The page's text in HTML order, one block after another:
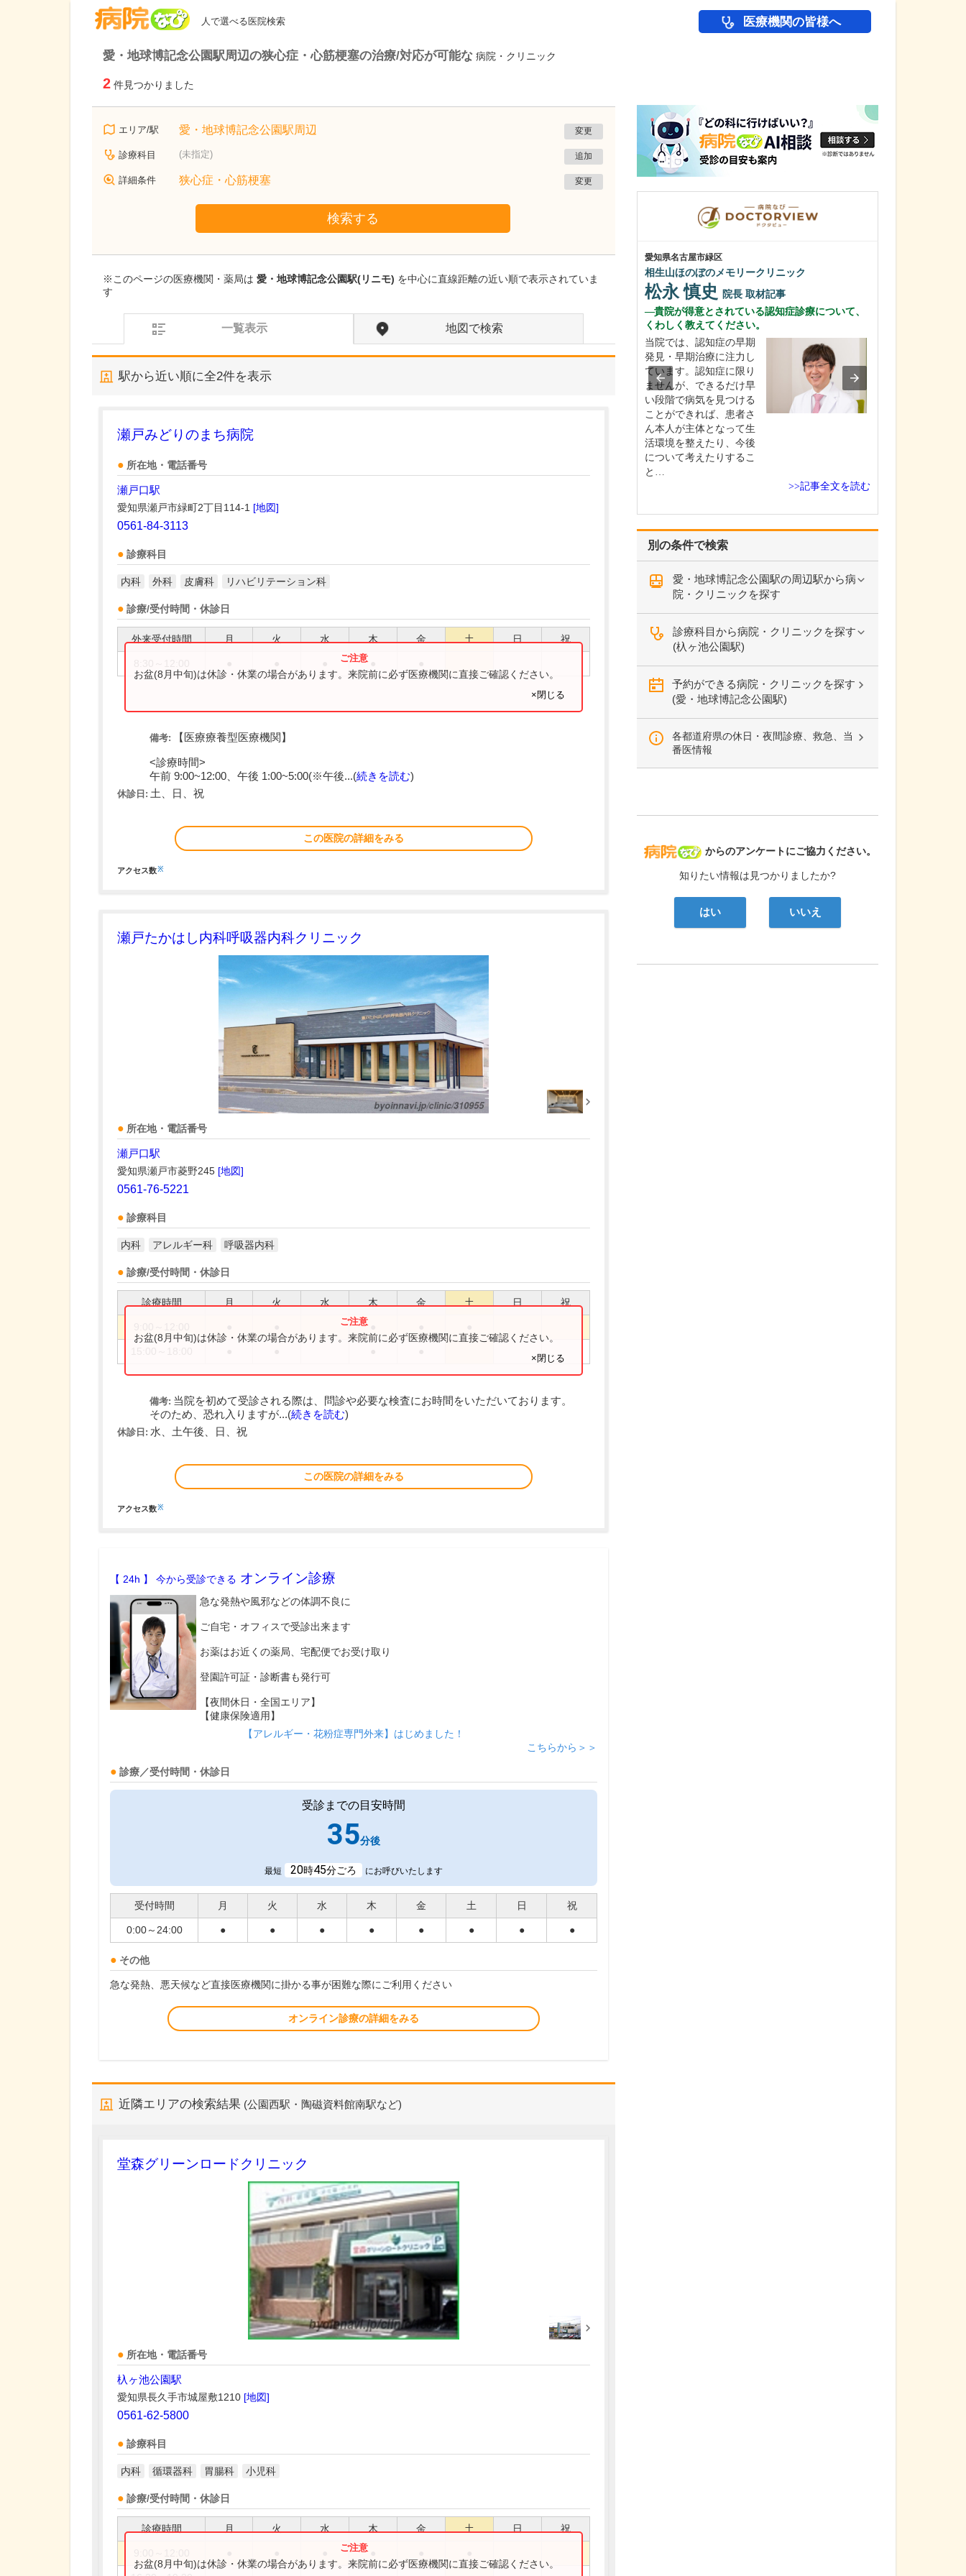
人で選べる医院検索 医療機関の皆様へ
愛・地球博記念公園駅周辺の狭心症・心筋梗塞の治療/対応が可能な 病院・クリニック
2 件見つかりました
エリア/駅 愛・地球博記念公園駅周辺 変更
診療科目 (未指定) 追加
詳細条件 狭心症・心筋梗塞 変更
検索する
※このページの医療機関・薬局は 愛・地球博記念公園駅(リニモ) を中心に直線距離の近い順で表示されていま
す
一覧表示 地図で検索
駅から近い順に全2件を表示
瀬戸みどりのまち病院
所在地・電話番号
瀬戸口駅
愛知県瀬戸市緑町2丁目114-1 [地図]
0561-84-3113
診療科目
内科 外科 皮膚科 リハビリテーション科
診療/受付時間・休診日
外来受付時間 月 火 水 木 金 土 日 祝
お盆(8月中旬)は休診・休業の場合があります。来院前に必ず医療機関に直接ご確認ください。
×閉じる
備考: 【医療療養型医療機関】
<診療時間>
午前 9:00~12:00、午後 1:00~5:00(※午後...(続きを読む)
休診日: 土、日、祝
この医院の詳細をみる
アクセス数※
瀬戸たかはし内科呼吸器内科クリニック
所在地・電話番号
瀬戸口駅
愛知県瀬戸市菱野245 [地図]
0561-76-5221
診療科目
内科 アレルギー科 呼吸器内科
診療/受付時間・休診日
診療時間 月 火 水 木 金 土 日 祝
お盆(8月中旬)は休診・休業の場合があります。来院前に必ず医療機関に直接ご確認ください。
×閉じる
備考: 当院を初めて受診される際は、問診や必要な検査にお時間をいただいております。
そのため、恐れ入りますが...(続きを読む)
休診日: 水、土午後、日、祝
この医院の詳細をみる
アクセス数※
【 24h 】 今から受診できる オンライン診療
急な発熱や風邪などの体調不良に
ご自宅・オフィスで受診出来ます
お薬はお近くの薬局、宅配便でお受け取り
登園許可証・診断書も発行可
【夜間休日・全国エリア】
【健康保険適用】
【アレルギー・花粉症専門外来】はじめました！
こちらから＞＞
診療／受付時間・休診日
受診までの目安時間
35分後
最短 20時45分ごろ にお呼びいたします
受付時間 月 火 水 木 金 土 日 祝
0:00～24:00 ● ● ● ● ● ● ● ●
その他
急な発熱、悪天候など直接医療機関に掛かる事が困難な際にご利用ください
オンライン診療の詳細をみる
近隣エリアの検索結果 (公園西駅・陶磁資料館南駅など)
堂森グリーンロードクリニック
所在地・電話番号
杁ヶ池公園駅
愛知県長久手市城屋敷1210 [地図]
0561-62-5800
診療科目
内科 循環器科 胃腸科 小児科
診療/受付時間・休診日
診療時間 月 火 水 木 金 土 日 祝
お盆(8月中旬)は休診・休業の場合があります。来院前に必ず医療機関に直接ご確認ください。
別の条件で検索
愛・地球博記念公園駅の周辺駅から病
院・クリニックを探す
診療科目から病院・クリニックを探す
(杁ヶ池公園駅)
予約ができる病院・クリニックを探す
(愛・地球博記念公園駅)
各都道府県の休日・夜間診療、救急、当
番医情報
病院なび
からのアンケートにご協力ください。
知りたい情報は見つかりましたか?
はい いいえ
愛知県名古屋市緑区
相生山ほのぼのメモリークリニック
松永 慎史 院長 取材記事
貴院が得意とされている認知症診療について、
くわしく教えてください。
当院では、認知症の早期
発見・早期治療に注力し
ています。認知症に限り
ませんが、できるだけ早
い段階で病気を見つける
ことができれば、患者さ
ん本人が主体となって生
活環境を整えたり、今後
について考えたりするこ
と…
>>記事全文を読む
千葉県千葉市美浜区
海岸歯科室
貴院では「8026」というスローガンを掲げられ
ていますね。
はい。当院では「8020運
動」をさらに進めて「80